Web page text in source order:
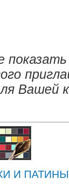
Вашей
И ПАТИНЫ